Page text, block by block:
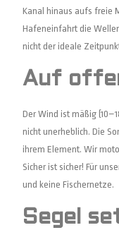
Kanal hinaus aufs freie
Hafeneinfahrt die
nicht der ideale
Auf
Der Wind ist mäßig
nicht unerheblich. Die
ihrem Element. Wir
Sicher ist sicher! Für
und keine Fischernetze.
Segel